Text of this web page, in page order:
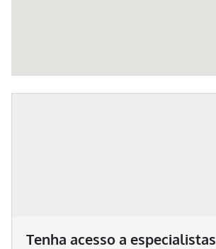
Tenha acesso a especialistas